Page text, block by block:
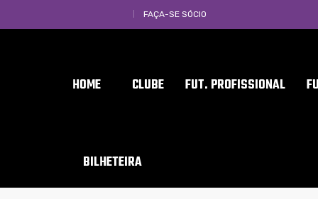
FAÇA-SE SÓCIO
HOME CLUBE FUT. PROFISSIONAL
BILHETEIRA